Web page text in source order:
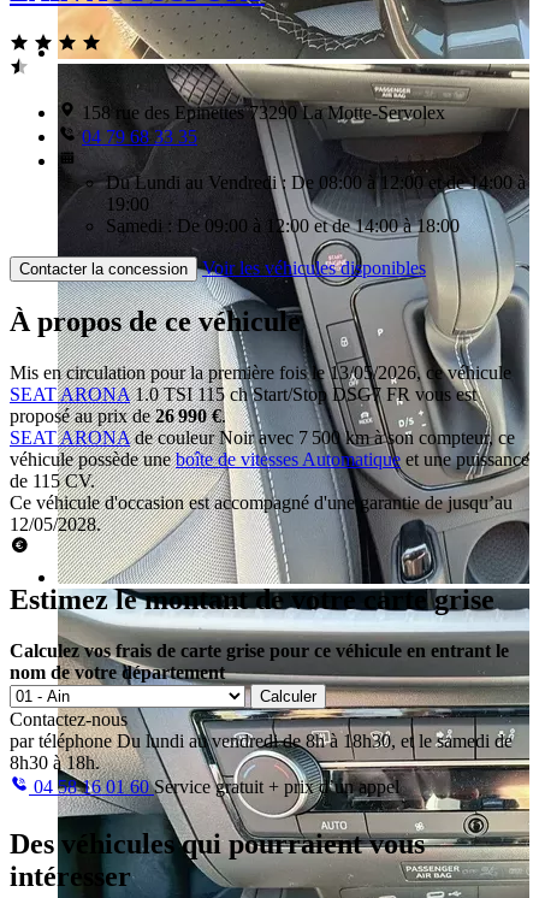
158 rue des Epinettes 73290 La Motte-Servolex
04 79 68 33 35
Du Lundi au Vendredi : De 08:00 à 12:00 et de 14:00 à
19:00
Samedi : De 09:00 à 12:00 et de 14:00 à 18:00
Contacter la concession Voir les véhicules disponibles
À propos de ce véhicule
Mis en circulation pour la première fois le 13/05/2026, ce véhicule
SEAT ARONA1.0 TSI 115 ch Start/Stop DSG7 FR vous est
proposé au prix de26 990 €.
SEAT ARONAde couleur Noir avec 7 500 km à son compteur, ce
véhicule possède uneboîte de vitesses Automatique et une puissance
de 115 CV.
Ce véhicule d'occasion est accompagné d'une garantie de jusqu’au
12/05/2028.
Estimez le montant de votre carte grise
Calculez vos frais de carte grise pour ce véhicule en entrant le
nom de votre département
Calculer
Contactez-nous
par téléphone Du lundi au vendredi de 8h à 18h30, et le samedi de
8h30 à 18h.
04 58 16 01 60Service gratuit + prix d’un appel
Des véhiculesqui pourraient vous
intéresser